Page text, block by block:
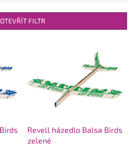
OTEVŘÍT FILTR
Revell házedlo Balsa Birds
zelené